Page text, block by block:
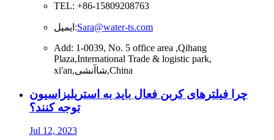
TEL: +86-15809208763
ایمیل:Sara@water-ts.com
Add: 1-0039, No. 5 office area ,Qihang
Plaza,International Trade & logistic park,
xi'an,شاآنشی,China
چرا فیلترهای کربن فعال باید به استریلیزاسیون
توجه کنند؟
Jul 12, 2023